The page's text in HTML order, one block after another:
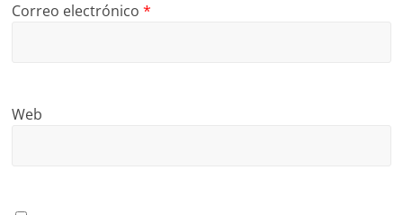
Correo electrónico*
Web